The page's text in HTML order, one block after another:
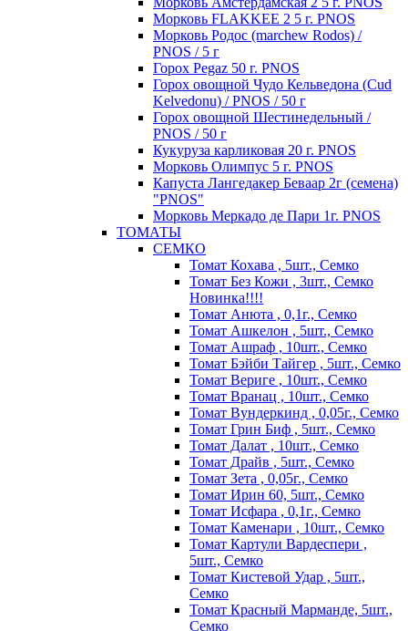
Морковь FLAKKEE 2 5 г. PNOS
Морковь Родос (marchew Rodos) /
PNOS / 5 г
Горох Pegaz 50 г. PNOS
Горох овощной Чудо Кельведона (Cud
Kelvedonu) / PNOS / 50 г
Горох овощной Шестинедельный /
PNOS / 50 г
Кукуруза карликовая 20 г. PNOS
Морковь Олимпус 5 г. PNOS
Капуста Лангедакер Беваар 2г (семена)
"PNOS"
Морковь Меркадо де Пари 1г. PNOS
ТОМАТЫ
СЕМКО
Томат Кохава , 5шт., Семко
Томат Без Кожи , 3шт., Семко
Новинка!!!!
Томат Анюта , 0,1г., Семко
Томат Ашкелон , 5шт., Семко
Томат Ашраф , 10шт., Семко
Томат Бэйби Тайгер , 5шт., Семко
Томат Вериге , 10шт., Семко
Томат Вранац , 10шт., Семко
Томат Вундеркинд , 0,05г., Семко
Томат Грин Биф , 5шт., Семко
Томат Далат , 10шт., Семко
Томат Драйв , 5шт., Семко
Томат Зета , 0,05г., Семко
Томат Ирин 60, 5шт., Семко
Томат Исфара , 0,1г., Семко
Томат Каменари , 10шт., Семко
Томат Картули Вардеспери ,
5шт., Семко
Томат Кистевой Удар , 5шт.,
Семко
Томат Красный Марманде, 5шт.,
Семко